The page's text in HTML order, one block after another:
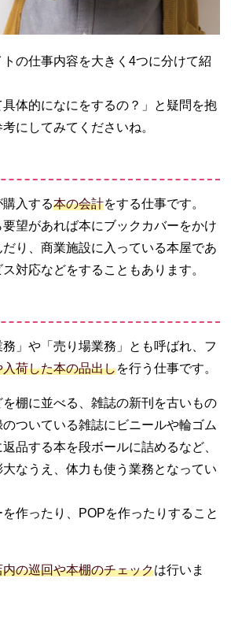
の仕事内容を大きく4つに分けて紹
具体的になにをするの？」と疑問を抱
にしてみてくださいね。
入する本の会計をする仕事です。
望があれば本にブックカバーをかけ
り、商業施設に入っている本屋であ
対応などをすることもあります。
」や「売り場業務」とも呼ばれ、フ
荷した本の品出しを行う仕事です。
棚に並べる、雑誌の新刊を古いもの
ついている雑誌にビニールや輪ゴム
品する本を段ボールに詰めるなど、
なうえ、体力も使う業務となってい
作ったり、POPを作ったりすること
内の巡回や本棚のチェックは行いま